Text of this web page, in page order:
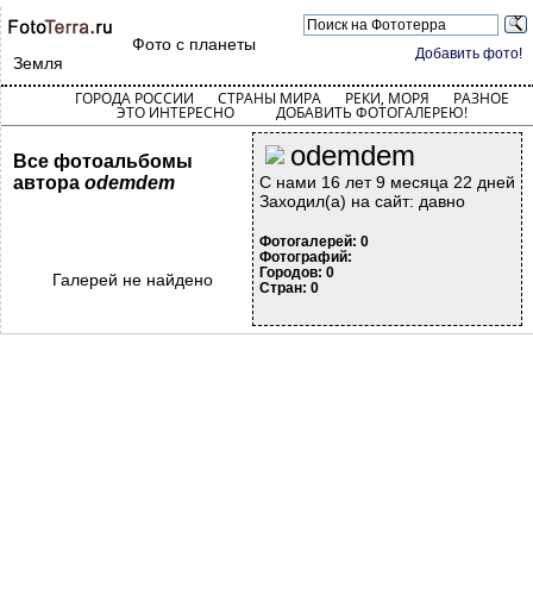
Добавить фото!
Фото с планеты
Земля
ГОРОДА РОССИИ СТРАНЫ МИРА РЕКИ, МОРЯ РАЗНОЕ
ЭТО ИНТЕРЕСНО ДОБАВИТЬ ФОТОГАЛЕРЕЮ!
odemdem
С нами 16 лет 9 месяца 22 дней
Заходил(а) на сайт: давно
Фотогалерей: 0
Фотографий:
Городов: 0
Стран: 0
Все фотоальбомы
автора odemdem
Галерей не найдено